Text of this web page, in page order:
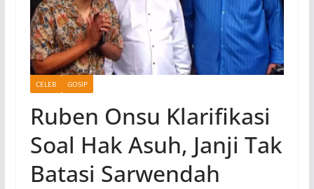
CELEB GOSIP
Ruben Onsu Klarifikasi
Soal Hak Asuh, Janji Tak
Batasi Sarwendah